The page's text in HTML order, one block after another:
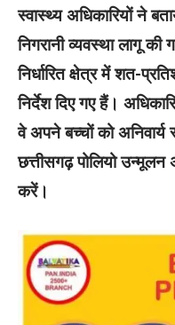
स्वास्थ्य अधिकारियों ने
निगरानी व्यवस्था लागू
निर्धारित क्षेत्र में शत-
निर्देश दिए गए हैं।
वे अपने बच्चों को अनिवार्य
छत्तीसगढ़ पोलियो
करें।